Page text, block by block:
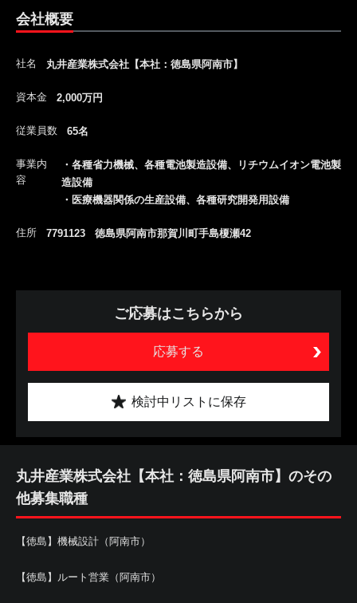
会社概要
社名 丸井産業株式会社【本社：徳島県阿南市】
資本金 2,000万円
従業員数 65名
事業内
容
・各種省力機械、各種電池製造設備、リチウムイオン電池製
造設備
・医療機器関係の生産設備、各種研究開発用設備
住所 7791123 徳島県阿南市那賀川町手島榎瀬42
ご応募はこちらから
応募する
検討中リストに保存
丸井産業株式会社【本社：徳島県阿南市】のその
他募集職種
【徳島】機械設計（阿南市）
【徳島】ルート営業（阿南市）